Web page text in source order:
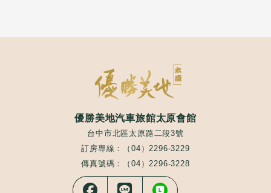
優勝美地汽車旅館太原會館
台中市北區太原路二段3號
訂房專線：（04）2296-3229
傳真號碼：（04）2296-3228